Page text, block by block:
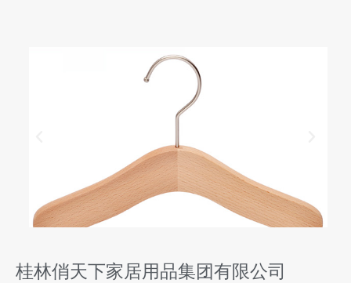
桂林俏天下家居用品集团有限公司